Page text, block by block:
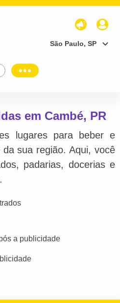
São Paulo, SP
em Cambé, PR
lugares para beber e
sua região. Aqui, você
padarias, docerias e
a publicidade